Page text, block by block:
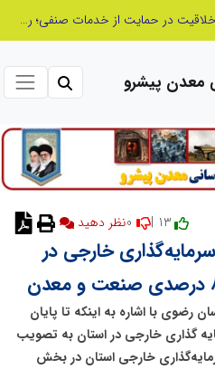
ابتکار در ساماندهی فضای مجازی، خلاقیت در حمایت از خدمات صنفی؛ رویکرد نوین اتحادیه کامیون‌داران کرج
معدن پیشرو
13 | نظر دهید
دلار سرمایه‌گذاری خارجی در
رضوی با اشاره به اینکه تا پایان
دلار سرمایه گذاری خارجی در استان به تصویب
درصد کل سرمایه‌گذاری خارجی استان در بخش